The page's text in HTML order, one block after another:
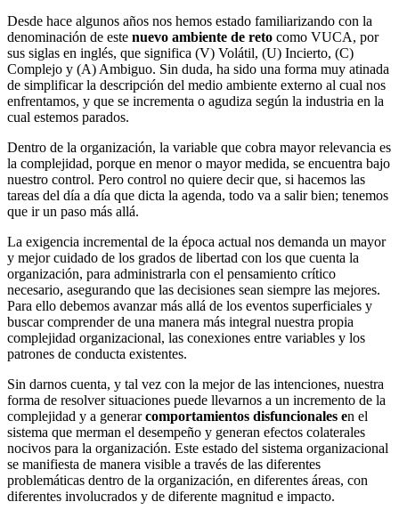
Desde hace algunos años nos hemos estado familiarizando con la
denominación de este nuevo ambiente de reto como VUCA, por
sus siglas en inglés, que significa (V) Volátil, (U) Incierto, (C)
Complejo y (A) Ambiguo. Sin duda, ha sido una forma muy atinada
de simplificar la descripción del medio ambiente externo al cual nos
enfrentamos, y que se incrementa o agudiza según la industria en la
cual estemos parados.
Dentro de la organización, la variable que cobra mayor relevancia es
la complejidad, porque en menor o mayor medida, se encuentra bajo
nuestro control. Pero control no quiere decir que, si hacemos las
tareas del día a día que dicta la agenda, todo va a salir bien; tenemos
que ir un paso más allá.
La exigencia incremental de la época actual nos demanda un mayor
y mejor cuidado de los grados de libertad con los que cuenta la
organización, para administrarla con el pensamiento crítico
necesario, asegurando que las decisiones sean siempre las mejores.
Para ello debemos avanzar más allá de los eventos superficiales y
buscar comprender de una manera más integral nuestra propia
complejidad organizacional, las conexiones entre variables y los
patrones de conducta existentes.
Sin darnos cuenta, y tal vez con la mejor de las intenciones, nuestra
forma de resolver situaciones puede llevarnos a un incremento de la
complejidad y a generarcomportamientos disfuncionales en el
sistema que merman el desempeño y generan efectos colaterales
nocivos para la organización. Este estado del sistema organizacional
se manifiesta de manera visible a través de las diferentes
problemáticas dentro de la organización, en diferentes áreas, con
diferentes involucrados y de diferente magnitud e impacto.